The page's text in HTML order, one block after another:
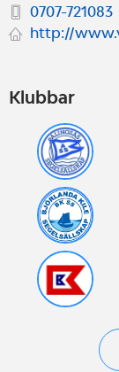
0707-721083
http://
Klubbar